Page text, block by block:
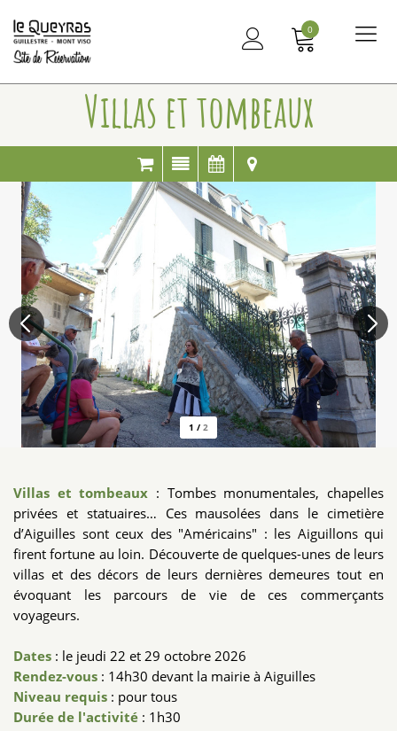
0
Villas et tombeaux
1 / 2
Villas et tombeaux : Tombes monumentales, chapelles
privées et statuaires… Ces mausolées dans le cimetière
d’Aiguilles sont ceux des "Américains" : les Aiguillons qui
firent fortune au loin. Découverte de quelques-unes de leurs
villas et des décors de leurs dernières demeures tout en
évoquant les parcours de vie de ces commerçants
voyageurs.
Dates : le jeudi 22 et 29 octobre 2026
Rendez-vous : 14h30 devant la mairie à Aiguilles
Niveau requis : pour tous
Durée de l'activité : 1h30